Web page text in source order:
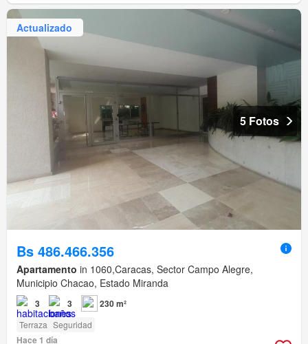
Actualizado
5 Fotos
Bs 486.466.356
Apartamento in 1060,Caracas, Sector Campo Alegre,
Municipio Chacao, Estado Miranda
3 3 230 m²
Terraza Seguridad
Hace 1 día